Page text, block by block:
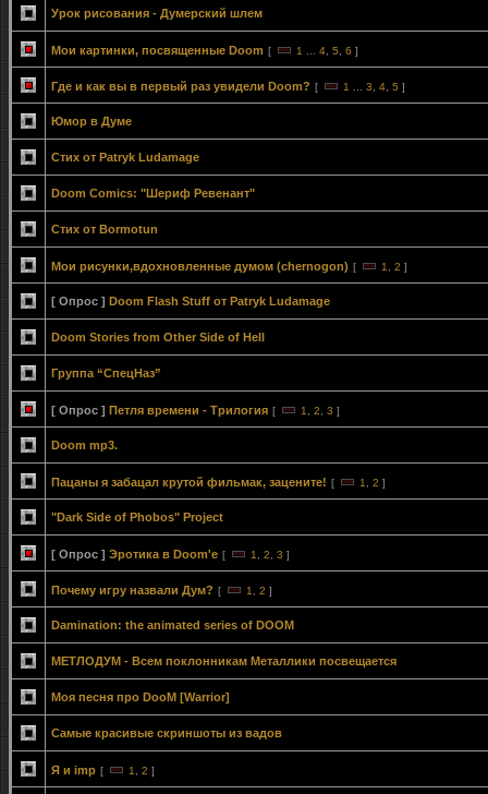
Урок рисования - Думерский шлем
Мои картинки, посвященные Doom [ 1 4 5 6 ]
Где и как вы в первый раз увидели Doom? [ 1 3 4 5 ]
Юмор в Думе
Стих от Patryk Ludamage
Doom Comics: "Шериф Ревенант"
Стих от Bormotun
Мои рисунки,вдохновленные думом (chernogon) [ 1 2 ]
[ Опрос ] Doom Flash Stuff от Patryk Ludamage
Doom Stories from Other Side of Hell
Группа “СпецНаз”
[ Опрос ] Петля времени - Трилогия [ 1 2 3 ]
Doom mp3.
Пацаны я забацал крутой фильмак, зацените! [ 1 2 ]
"Dark Side of Phobos" Project
[ Опрос ] Эротика в Doom'е [ 1 2 3 ]
Почему игру назвали Дум? [ 1 2 ]
Damination: the animated series of DOOM
МЕТЛОДУМ - Всем поклонникам Металлики посвещается
Моя песня про DooM [Warrior]
Самые красивые скриншоты из вадов
Я и imp [ 1 2 ]